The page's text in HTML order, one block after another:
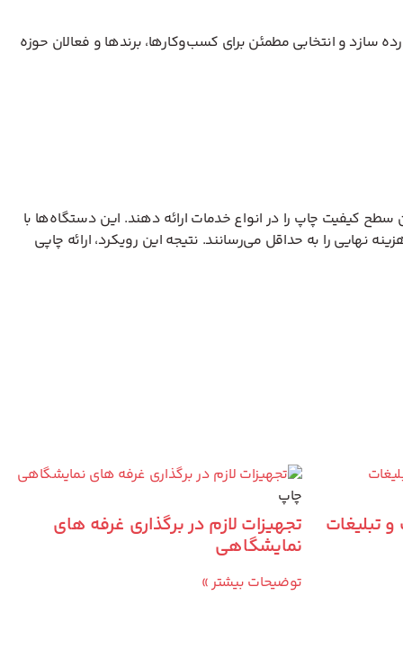
سازد و انتخابی مطمئن برای کسب‌وکارها، برندها و فعالان حوزه
سطح کیفیت چاپ را در انواع خدمات ارائه دهند. این دستگاه‌ها با
نهایی را به حداقل می‌رسانند. نتیجه این رویکرد، ارائه چاپی
تبلیغات
چاپ
تجهیزات لازم در برگذاری غرفه های
نمایشگاهی
توضیحات بیشتر »